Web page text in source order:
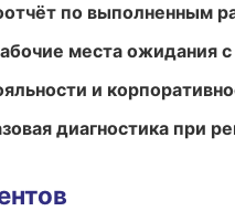
по выполненным
места ожидания с
и
диагностика при